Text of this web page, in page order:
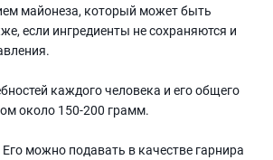
майонеза, который может быть
если ингредиенты не сохраняются и
каждого человека и его общего
около 150-200 грамм.
можно подавать в качестве гарнира